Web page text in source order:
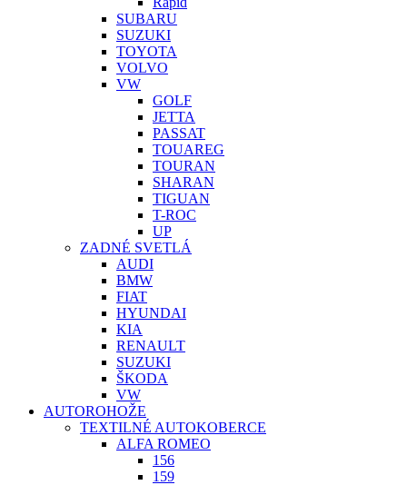
SUBARU
SUZUKI
TOYOTA
VOLVO
VW
GOLF
JETTA
PASSAT
TOUAREG
TOURAN
SHARAN
TIGUAN
T-ROC
UP
ZADNÉ SVETLÁ
AUDI
BMW
FIAT
HYUNDAI
KIA
RENAULT
SUZUKI
ŠKODA
VW
AUTOROHOŽE
TEXTILNÉ AUTOKOBERCE
ALFA ROMEO
156
159